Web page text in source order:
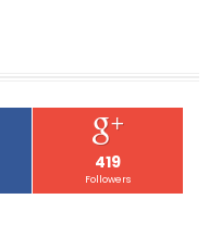
419
Followers